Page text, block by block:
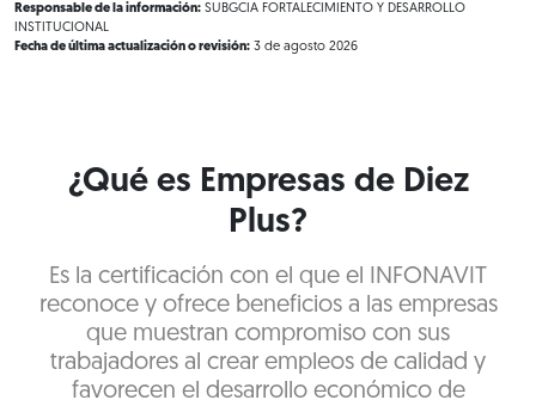
Responsable de la información: SUBGCIA FORTALECIMIENTO Y DESARROLLO
INSTITUCIONAL
Fecha de última actualización o revisión: 3 de agosto 2026
¿Qué es Empresas de Diez
Plus?
Es la certificación con el que el INFONAVIT
reconoce y ofrece beneficios a las empresas
que muestran compromiso con sus
trabajadores al crear empleos de calidad y
favorecen el desarrollo económico de